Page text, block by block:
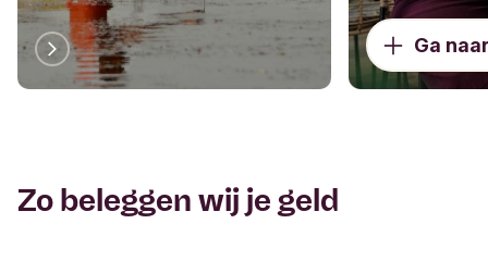
Ga
Zo beleggen wij je geld